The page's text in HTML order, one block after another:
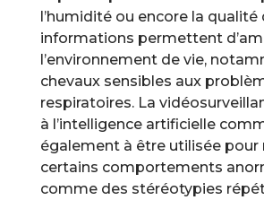
l’humidité ou encore la qualité
informations permettent
l’environnement de vie,
chevaux sensibles aux
respiratoires. La
à l’intelligence artificielle
également à être utilisée pour
certains comportements
comme des stéréotypies